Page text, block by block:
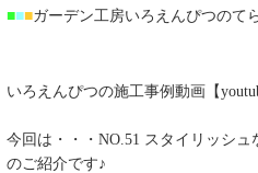
■■■ガーデン工房いろえんぴつのて
いろえんぴつの施工事例動画【
今回は・・・NO.51 スタイリッシュ
のご紹介です♪